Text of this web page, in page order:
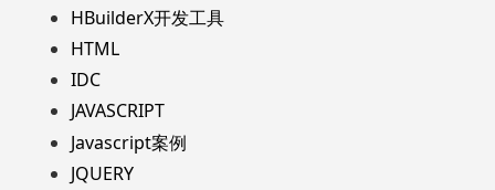
HBuilderX开发工具
HTML
IDC
JAVASCRIPT
Javascript案例
JQUERY